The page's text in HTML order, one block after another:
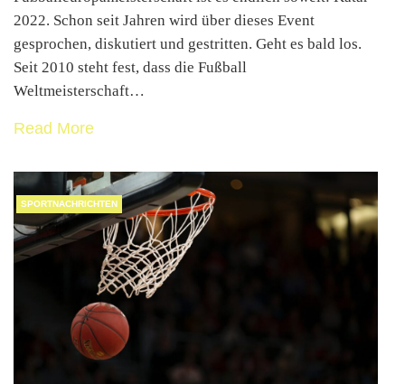
2022. Schon seit Jahren wird über dieses Event
gesprochen, diskutiert und gestritten. Geht es bald los.
Seit 2010 steht fest, dass die Fußball
Weltmeisterschaft…
Read More
SPORTNACHRICHTEN